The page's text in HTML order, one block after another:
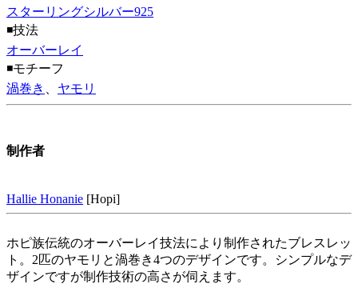
スターリングシルバー925
◾️技法
オーバーレイ
◾️モチーフ
渦巻き
ヤモリ
制作者
Hallie Honanie [Hopi]
ホピ族伝統のオーバーレイ技法により制作されたブレスレッ
ト。2匹のヤモリと渦巻き4つのデザインです。シンプルなデ
ザインですが制作技術の高さが伺えます。